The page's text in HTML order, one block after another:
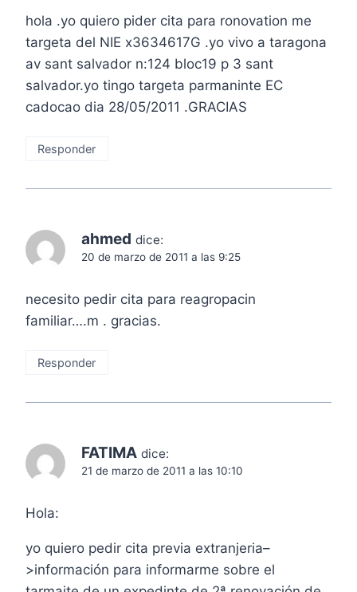
hola .yo quiero pider cita para ronovation me
targeta del NIE x3634617G .yo vivo a taragona
av sant salvador n:124 bloc19 p 3 sant
salvador.yo tingo targeta parmaninte EC
cadocao dia 28/05/2011 .GRACIAS
Responder
ahmed dice:
20 de marzo de 2011 a las 9:25
necesito pedir cita para reagropacin
familiar….m . gracias.
Responder
FATIMA dice:
21 de marzo de 2011 a las 10:10
Hola:
yo quiero pedir cita previa extranjeria–
>información para informarme sobre el